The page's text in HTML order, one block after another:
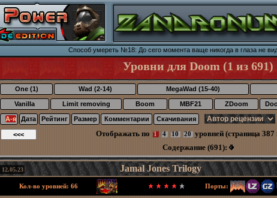
Способ умереть №18: До сего момента ваще никогда в глаза не
Уровни для Doom (1 из 691)
One (1) Wad (2-14) MegaWad (15-40)
Vanilla Limit removing Boom MBF21 ZDoom
А-я Дата Рейтинг Размер Комментарии Скачивания
Отображать по 1 4 10 20уровней (страница 387
Содержание (691):
12.05.23 Jamal Jones Trilogy
Кол-во уровней: 66 Порты: